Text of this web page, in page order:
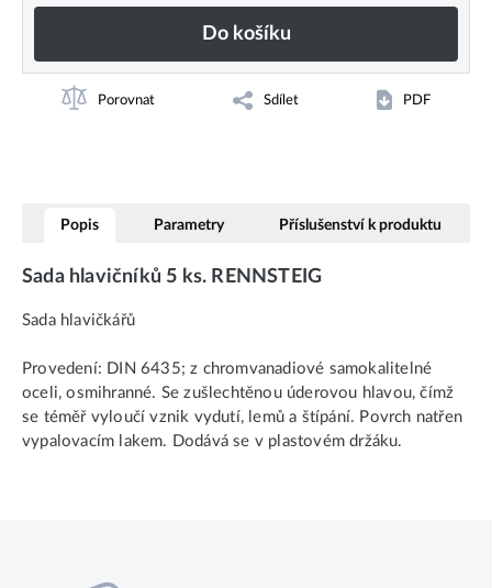
Do košíku
Porovnat Sdílet PDF
Popis Parametry Příslušenství k produktu
Sada hlavičníků 5 ks. RENNSTEIG
Sada hlavičkářů
Provedení: DIN 6435; z chromvanadiové samokalitelné
oceli, osmihranné. Se zušlechtěnou úderovou hlavou, čímž
se téměř vyloučí vznik vydutí, lemů a štípání. Povrch natřen
vypalovacím lakem. Dodává se v plastovém držáku.